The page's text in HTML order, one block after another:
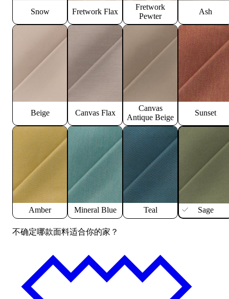
Snow Fretwork Flax
Fretwork
Pewter
Ash
Beige Canvas Flax
Canvas
Antique Beige
Sunset
Amber Mineral Blue Teal Sage
不确定哪款面料适合你的家？